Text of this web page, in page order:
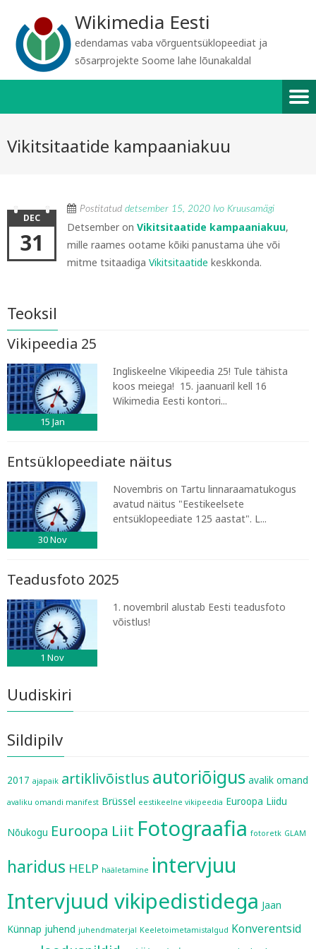
Wikimedia Eesti
edendamas vaba võrguentsüklopeediat ja
sõsarprojekte Soome lahe lõunakaldal
Vikitsitaatide kampaaniakuu
Postitatud detsember 15, 2020 Ivo Kruusamägi
DEC
31
Detsember on Vikitsitaatide kampaaniakuu,
mille raames ootame kõiki panustama ühe või
mitme tsitaadiga Vikitsitaatide keskkonda.
Teoksil
Vikipeedia 25
15 Jan
Ingliskeelne Vikipeedia 25! Tule tähista
koos meiega! 15. jaanuaril kell 16
Wikimedia Eesti kontori...
Entsüklopeediate näitus
30Nov
Novembris on Tartu linnaraamatukogus
avatud näitus "Eestikeelsete
entsüklopeediate 125 aastat". L...
Teadusfoto 2025
1 Nov
1. novembril alustab Eesti teadusfoto
võistlus!
Uudiskiri
Sildipilv
2017 ajapaik artiklivõistlus autoriõigus avalik omand
avaliku omandi manifest Brüssel eestikeelne vikipeedia Euroopa Liidu
Nõukogu Euroopa Liit Fotograafia fotoretk GLAM
haridus HELP hääletamine intervjuu
Intervjuud vikipedistidega Jaan
Künnap juhend juhendmaterjal Keeletoimetamistalgud Konverentsid